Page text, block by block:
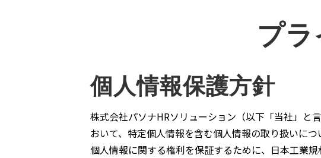
プ
個人情報保護方針
株式会社パソナHRソリューション（以下「当社」と
おいて、特定個人情報を含む個人情報の取り扱いに
個人情報に関する権利を保証するために、日本工業